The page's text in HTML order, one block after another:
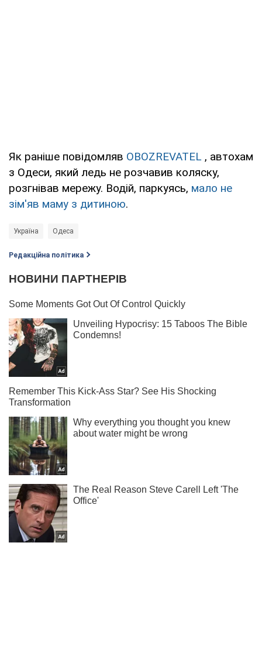
Як раніше повідомляв OBOZREVATEL , автохам
з Одеси, який ледь не розчавив коляску,
розгнівав мережу. Водій, паркуясь, мало не
зім'яв маму з дитиною.
Україна Одеса
Редакційна політика